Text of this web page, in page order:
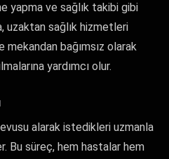
yapma ve sağlık takibi gibi
uzaktan sağlık hizmetleri
mekandan bağımsız olarak
yardımcı olur.
alarak istedikleri uzmanla
Bu süreç, hem hastalar hem